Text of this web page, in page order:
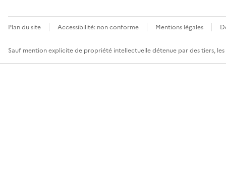
Plan du site Accessibilité: non conforme Mentions légales
Sauf mention explicite de propriété intellectuelle détenue par des tiers,